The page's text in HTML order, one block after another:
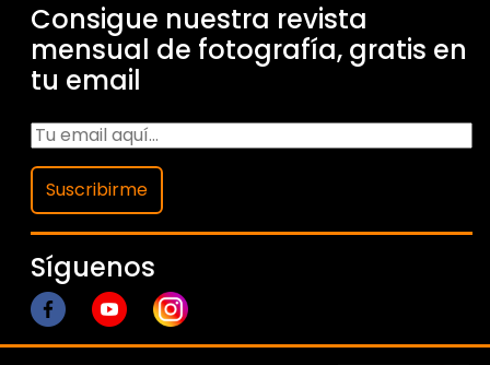
Consigue nuestra revista
mensual de fotografía, gratis en
tu email
Suscribirme
Síguenos